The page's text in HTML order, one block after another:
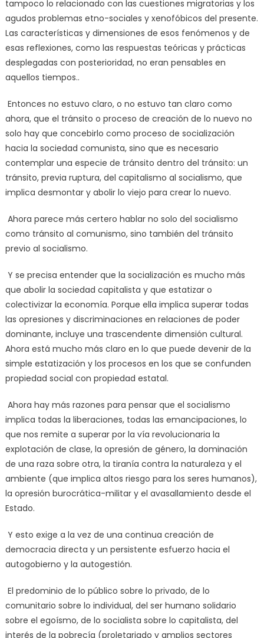
tampoco lo relacionado con las cuestiones migratorias y los
agudos problemas etno-sociales y xenofóbicos del presente.
Las características y dimensiones de esos fenómenos y de
esas reflexiones, como las respuestas teóricas y prácticas
desplegadas con posterioridad, no eran pensables en
aquellos tiempos..
Entonces no estuvo claro, o no estuvo tan claro como
ahora, que el tránsito o proceso de creación de lo nuevo no
solo hay que concebirlo como proceso de socialización
hacia la sociedad comunista, sino que es necesario
contemplar una especie de tránsito dentro del tránsito: un
tránsito, previa ruptura, del capitalismo al socialismo, que
implica desmontar y abolir lo viejo para crear lo nuevo.
Ahora parece más certero hablar no solo del socialismo
como tránsito al comunismo, sino también del tránsito
previo al socialismo.
Y se precisa entender que la socialización es mucho más
que abolir la sociedad capitalista y que estatizar o
colectivizar la economía. Porque ella implica superar todas
las opresiones y discriminaciones en relaciones de poder
dominante, incluye una trascendente dimensión cultural.
Ahora está mucho más claro en lo que puede devenir de la
simple estatización y los procesos en los que se confunden
propiedad social con propiedad estatal.
Ahora hay más razones para pensar que el socialismo
implica todas la liberaciones, todas las emancipaciones, lo
que nos remite a superar por la vía revolucionaria la
explotación de clase, la opresión de género, la dominación
de una raza sobre otra, la tiranía contra la naturaleza y el
ambiente (que implica altos riesgo para los seres humanos),
la opresión burocrática-militar y el avasallamiento desde el
Estado.
Y esto exige a la vez de una continua creación de
democracia directa y un persistente esfuerzo hacia el
autogobierno y la autogestión.
El predominio de lo público sobre lo privado, de lo
comunitario sobre lo individual, del ser humano solidario
sobre el egoísmo, de lo socialista sobre lo capitalista, del
interés de la pobrecía (proletariado y amplios sectores